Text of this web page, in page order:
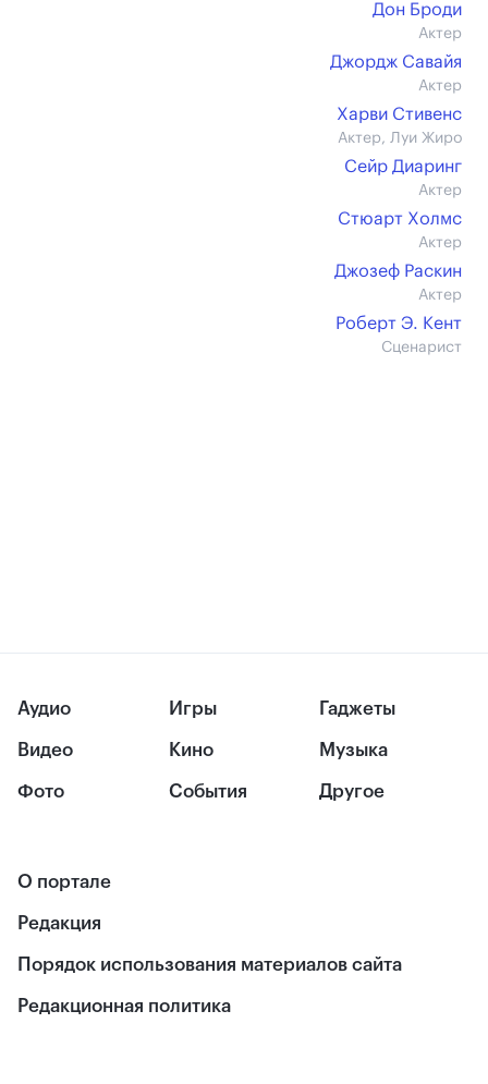
Дон Броди
Актер
Джордж Савайя
Актер
Харви Стивенс
Актер, Луи Жиро
Сейр Диаринг
Актер
Стюарт Холмс
Актер
Джозеф Раскин
Актер
Роберт Э. Кент
Сценарист
Аудио
Видео
Фото
Игры
Кино
События
Гаджеты
Музыка
Другое
О портале
Редакция
Порядок использования материалов сайта
Редакционная политика